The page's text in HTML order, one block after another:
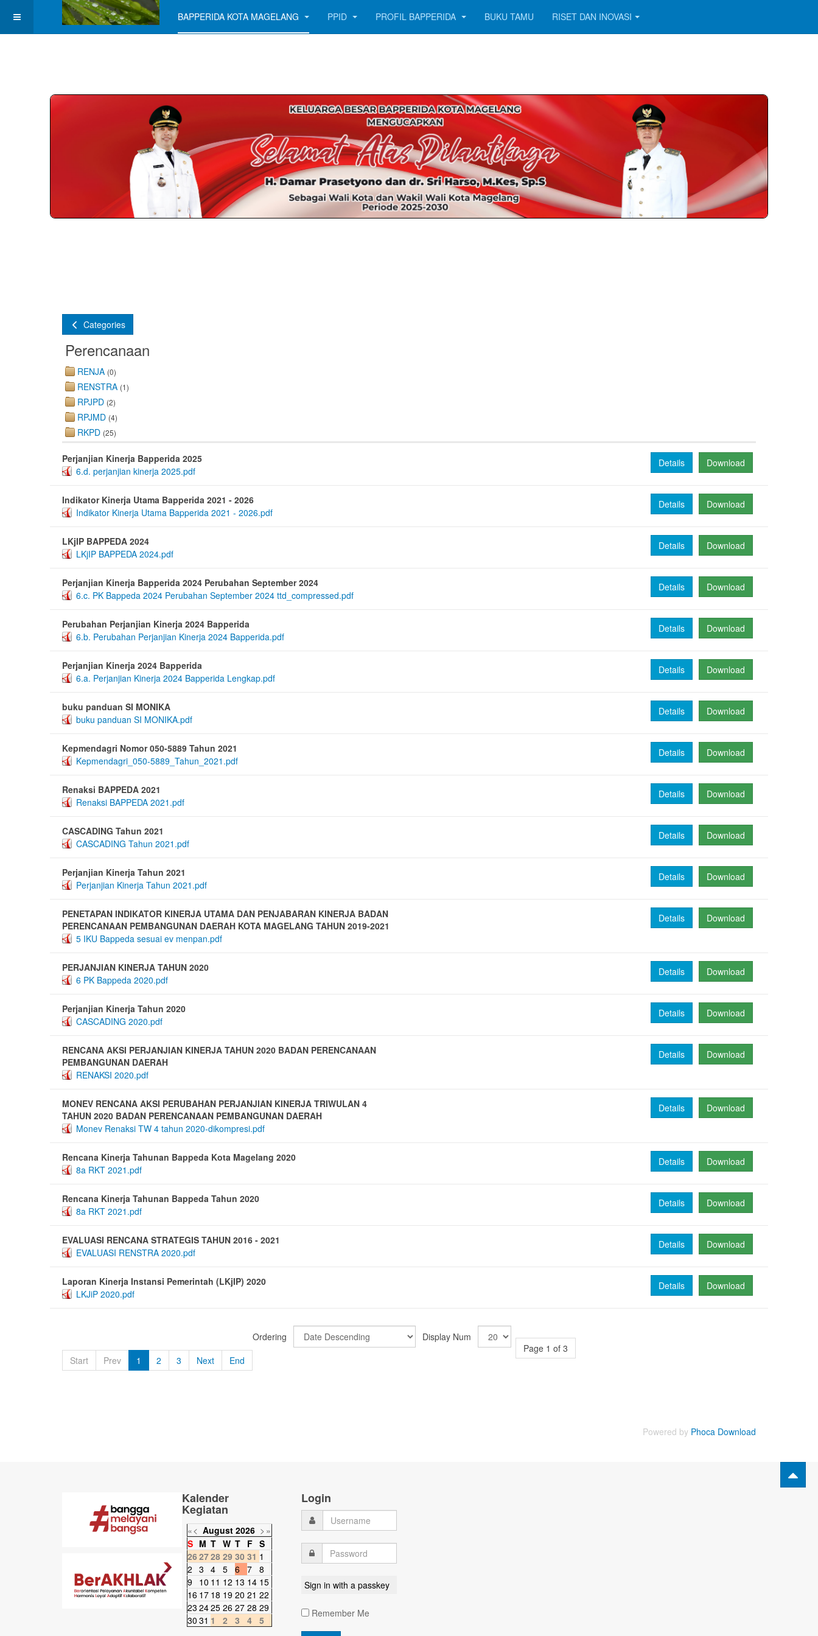
BAPPERIDA KOTA MAGELANG PPID PROFIL BAPPERIDA BUKU TAMU RISET DAN INOVASI
Categories
Perencanaan
RENJA (0)
RENSTRA (1)
RPJPD (2)
RPJMD (4)
RKPD (25)
Perjanjian Kinerja Bapperida 2025
6.d. perjanjian kinerja 2025.pdf
Download
Details
Indikator Kinerja Utama Bapperida 2021 - 2026
Indikator Kinerja Utama Bapperida 2021 - 2026.pdf
Download
Details
LKjIP BAPPEDA 2024
LKjIP BAPPEDA 2024.pdf
Download
Details
Perjanjian Kinerja Bapperida 2024 Perubahan September 2024
6.c. PK Bappeda 2024 Perubahan September 2024 ttd_compressed.pdf
Download
Details
Perubahan Perjanjian Kinerja 2024 Bapperida
6.b. Perubahan Perjanjian Kinerja 2024 Bapperida.pdf
Download
Details
Perjanjian Kinerja 2024 Bapperida
6.a. Perjanjian Kinerja 2024 Bapperida Lengkap.pdf
Download
Details
buku panduan SI MONIKA
buku panduan SI MONIKA.pdf
Download
Details
Kepmendagri Nomor 050-5889 Tahun 2021
Kepmendagri_050-5889_Tahun_2021.pdf
Download
Details
Renaksi BAPPEDA 2021
Renaksi BAPPEDA 2021.pdf
Download
Details
CASCADING Tahun 2021
CASCADING Tahun 2021.pdf
Download
Details
Perjanjian Kinerja Tahun 2021
Perjanjian Kinerja Tahun 2021.pdf
Download
Details
PENETAPAN INDIKATOR KINERJA UTAMA DAN PENJABARAN KINERJA BADAN
PERENCANAAN PEMBANGUNAN DAERAH KOTA MAGELANG TAHUN 2019-2021
5 IKU Bappeda sesuai ev menpan.pdf
Download
Details
PERJANJIAN KINERJA TAHUN 2020
6 PK Bappeda 2020.pdf
Download
Details
Perjanjian Kinerja Tahun 2020
CASCADING 2020.pdf
Download
Details
RENCANA AKSI PERJANJIAN KINERJA TAHUN 2020 BADAN PERENCANAAN
PEMBANGUNAN DAERAH
RENAKSI 2020.pdf
Download
Details
MONEV RENCANA AKSI PERUBAHAN PERJANJIAN KINERJA TRIWULAN 4
TAHUN 2020 BADAN PERENCANAAN PEMBANGUNAN DAERAH
Monev Renaksi TW 4 tahun 2020-dikompresi.pdf
Download
Details
Rencana Kinerja Tahunan Bappeda Kota Magelang 2020
8a RKT 2021.pdf
Download
Details
Rencana Kinerja Tahunan Bappeda Tahun 2020
8a RKT 2021.pdf
Download
Details
EVALUASI RENCANA STRATEGIS TAHUN 2016 - 2021
EVALUASI RENSTRA 2020.pdf
Download
Details
Laporan Kinerja Instansi Pemerintah (LKjIP) 2020
LKJiP 2020.pdf
Download
Details
Ordering
Display Num
Page 1 of 3
Start
Prev 1 2 3 Next End
Powered by Phoca Download
Kalender
Kegiatan
«< August 2026 > »
S M T W T F S
262728 29 30 31 1
2 3 4 5 6 7
8
9
10 11 12 13 14 15
16 17 18 19 20 21 22
23 2425 26 27 28 29
30 31 1 2 3 4 5
Login
Sign in with a passkey
Remember Me